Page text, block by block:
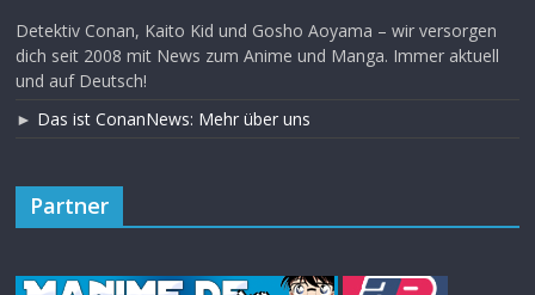
Detektiv Conan, Kaito Kid und Gosho Aoyama – wir versorgen
dich seit 2008 mit News zum Anime und Manga. Immer aktuell
und auf Deutsch!
► Das ist ConanNews: Mehr über uns
Partner